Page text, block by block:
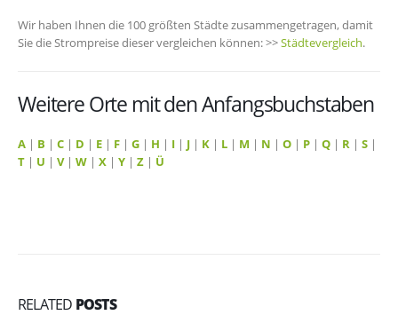
Wir haben Ihnen die 100 größten Städte zusammengetragen, damit
Sie die Strompreise dieser vergleichen können: >>Städtevergleich.
Weitere Orte mit den Anfangsbuchstaben
A | B | C | D | E | F | G | H | I | J | K | L | M | N | O | P | Q | R | S |
T | U | V| W | X | Y | Z | Ü
RELATED POSTS